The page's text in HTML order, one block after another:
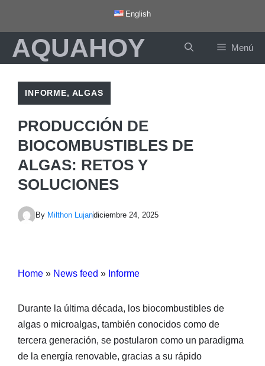
contenido
English
AQUAHOY Menú
INFORME, ALGAS
PRODUCCIÓN DE
BIOCOMBUSTIBLES DE
ALGAS: RETOS Y
SOLUCIONES
By Milthon Lujandiciembre 24, 2025
Home » News feed » Informe
Durante la última década, los biocombustibles de
algas o microalgas, también conocidos como de
tercera generación, se postularon como un paradigma
de la energía renovable, gracias a su rápido